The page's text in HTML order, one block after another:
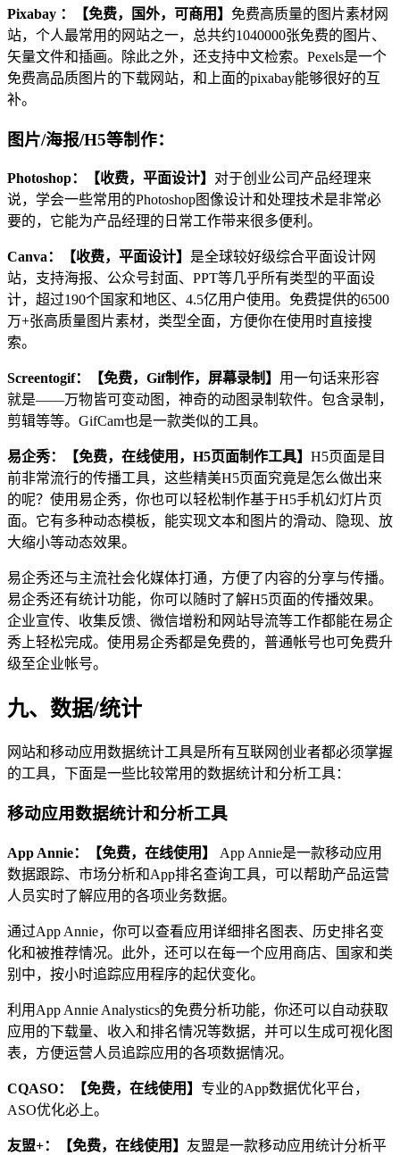
Pixabay ：【免费，国外，可商用】 免费高质量的图片素材网
站，个人最常用的网站之一，总共约1040000张免费的图片、
矢量文件和插画。除此之外，还支持中文检索。Pexels是一个
免费高品质图片的下载网站，和上面的pixabay能够很好的互
补。
图片/海报/H5等制作：
Photoshop：【收费，平面设计】 对于创业公司产品经理来
说，学会一些常用的Photoshop图像设计和处理技术是非常必
要的，它能为产品经理的日常工作带来很多便利。
Canva：【收费，平面设计】 是全球较好级综合平面设计网
站，支持海报、公众号封面、PPT等几乎所有类型的平面设
计，超过190个国家和地区、4.5亿用户使用。免费提供的6500
万+张高质量图片素材，类型全面，方便你在使用时直接搜
索。
Screentogif：【免费，Gif制作，屏幕录制】 用一句话来形容
就是——万物皆可变动图，神奇的动图录制软件。包含录制，
剪辑等等。GifCam也是一款类似的工具。
易企秀：【免费，在线使用，H5页面制作工具】 H5页面是目
前非常流行的传播工具，这些精美H5页面究竟是怎么做出来
的呢？使用易企秀，你也可以轻松制作基于H5手机幻灯片页
面。它有多种动态模板，能实现文本和图片的滑动、隐现、放
大缩小等动态效果。
易企秀还与主流社会化媒体打通，方便了内容的分享与传播。
易企秀还有统计功能，你可以随时了解H5页面的传播效果。
企业宣传、收集反馈、微信增粉和网站导流等工作都能在易企
秀上轻松完成。使用易企秀都是免费的，普通帐号也可免费升
级至企业帐号。
九、数据/统计
网站和移动应用数据统计工具是所有互联网创业者都必须掌握
的工具，下面是一些比较常用的数据统计和分析工具：
移动应用数据统计和分析工具
App Annie：【免费，在线使用】 App Annie是一款移动应用
数据跟踪、市场分析和App排名查询工具，可以帮助产品运营
人员实时了解应用的各项业务数据。
通过App Annie，你可以查看应用详细排名图表、历史排名变
化和被推荐情况。此外，还可以在每一个应用商店、国家和类
别中，按小时追踪应用程序的起伏变化。
利用App Annie Analystics的免费分析功能，你还可以自动获取
应用的下载量、收入和排名情况等数据，并可以生成可视化图
表，方便运营人员追踪应用的各项数据情况。
CQASO：【免费，在线使用】 专业的App数据优化平台，
ASO优化必上。
友盟+：【免费，在线使用】 友盟是一款移动应用统计分析平